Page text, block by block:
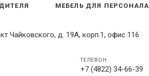
МЕБЕЛЬ ДЛЯ ПЕРСОНАЛА
Чайковского, д. 19А, корп.1, офис 116
ТЕЛЕФОН
+7 (4822) 34-66-39